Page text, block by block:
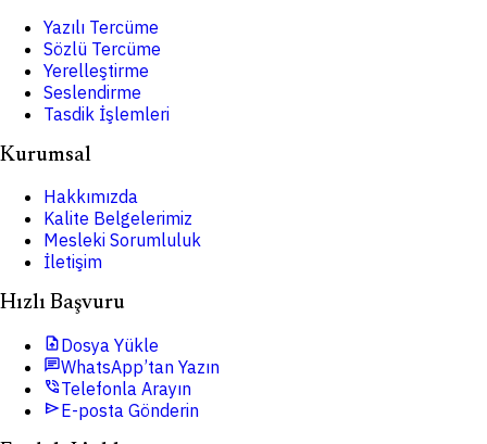
Yazılı Tercüme
Sözlü Tercüme
Yerelleştirme
Seslendirme
Tasdik İşlemleri
Kurumsal
Hakkımızda
Kalite Belgelerimiz
Mesleki Sorumluluk
İletişim
Hızlı Başvuru
upload_fileDosya Yükle
chatWhatsApp’tan Yazın
phone_in_talkTelefonla Arayın
sendE-posta Gönderin